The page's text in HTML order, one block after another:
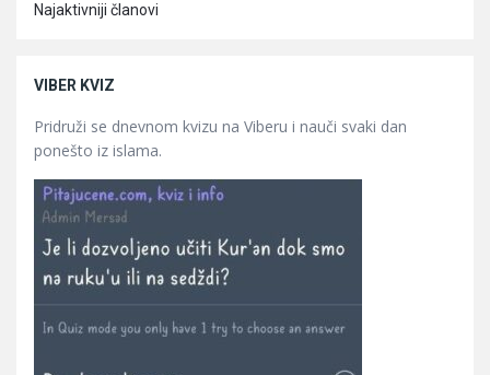
Najaktivniji članovi
VIBER KVIZ
Pridruži se dnevnom kvizu na Viberu i nauči svaki dan
ponešto iz islama.